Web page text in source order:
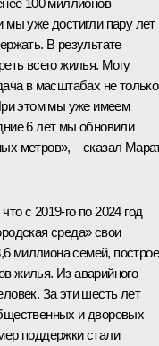
мы уже достигли пару лет
В результате
всего жилья. Могу
в масштабах не только
этом мы уже имеем
6 лет мы обновили
метров», – сказал
с 2019-го по 2024 год
среда» свои
миллиона семей,
жилья. Из аварийного
За эти шесть лет
и дворовых
поддержки стали